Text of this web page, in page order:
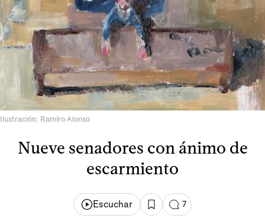
Ilustración: Ramiro Alonso
Nueve senadores con ánimo de
escarmiento
Escuchar 7